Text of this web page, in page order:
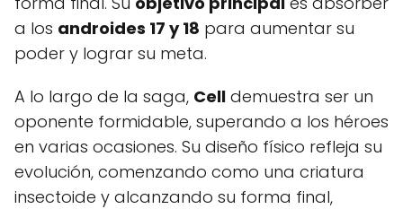
a los androides 17 y 18 para aumentar su
poder y lograr su meta.
A lo largo de la saga, Cell demuestra ser un
oponente formidable, superando a los héroes
en varias ocasiones. Su diseño físico refleja su
evolución, comenzando como una criatura
insectoide y alcanzando su forma final,